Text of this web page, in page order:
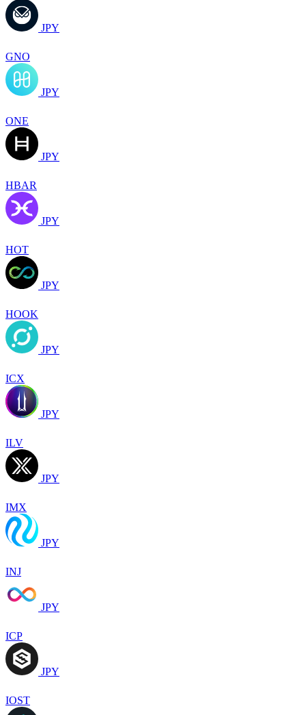
JPY
GNO
JPY
ONE
JPY
HBAR
JPY
HOT
JPY
HOOK
JPY
ICX
JPY
ILV
JPY
IMX
JPY
INJ
JPY
ICP
JPY
IOST